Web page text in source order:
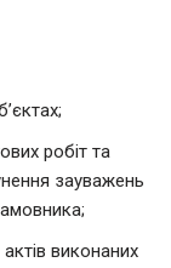
робіт та
зауважень
виконаних